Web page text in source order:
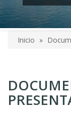
de
ayuda
Inicio